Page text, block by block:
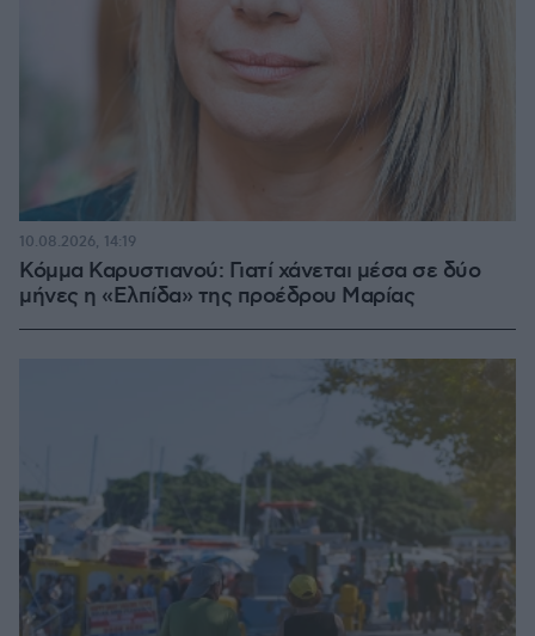
Κόμμα Καρυστιανού: Γιατί χάνεται μέσα σε δύο
μήνες η «Ελπίδα» της προέδρου Μαρίας
10.08.2026, 14:19